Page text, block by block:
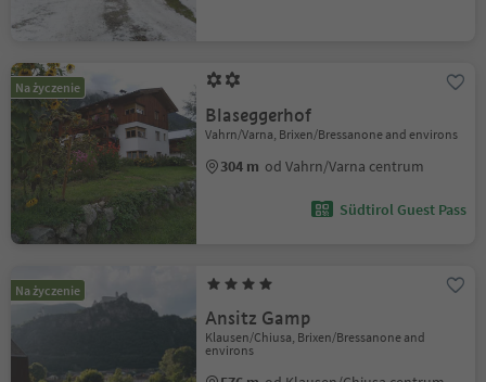
Na życzenie
Blaseggerhof
Vahrn/Varna, Brixen/Bressanone and environs
304 m od Vahrn/Varna centrum
Südtirol Guest Pass
Na życzenie
Ansitz Gamp
Klausen/Chiusa, Brixen/Bressanone and
environs